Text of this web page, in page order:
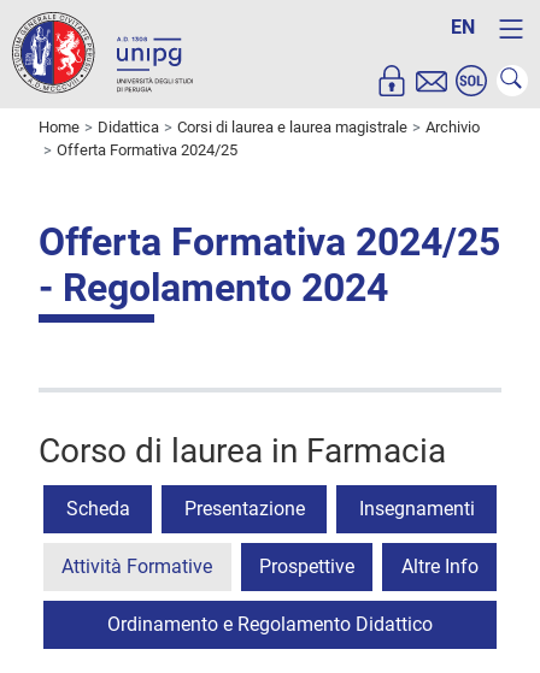
EN
Home Didattica Corsi di laurea e laurea magistrale
Archivio
Offerta Formativa 2024/25
Offerta Formativa 2024/25
- Regolamento 2024
Corso di laurea in Farmacia
Scheda Presentazione Insegnamenti
Attività Formative Prospettive Altre Info
Ordinamento e Regolamento Didattico